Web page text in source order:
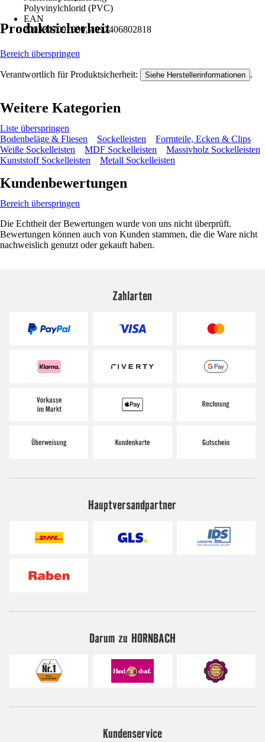
Polyvinylchlorid (PVC)
EAN
2003847091000, 4012406802818
Produktsicherheit
Bereich überspringen
Verantwortlich für Produktsicherheit: Siehe Herstellerinformationen .
Weitere Kategorien
Liste überspringen
Bodenbeläge & Fliesen
Sockelleisten
Formteile, Ecken & Clips
Weiße Sockelleisten
MDF Sockelleisten
Massivholz Sockelleisten
Kunststoff Sockelleisten
Metall Sockelleisten
Kundenbewertungen
Bereich überspringen
Die Echtheit der Bewertungen wurde von uns nicht überprüft.
Bewertungen können auch von Kunden stammen, die die Ware nicht
nachweislich genutzt oder gekauft haben.
Zahlarten
Hauptversandpartner
Darum zu HORNBACH
Kundenservice